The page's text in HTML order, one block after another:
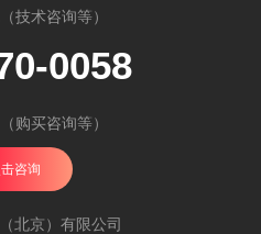
（技术咨询等）
0058
（购买咨询等）
咨询
北京）有限公司